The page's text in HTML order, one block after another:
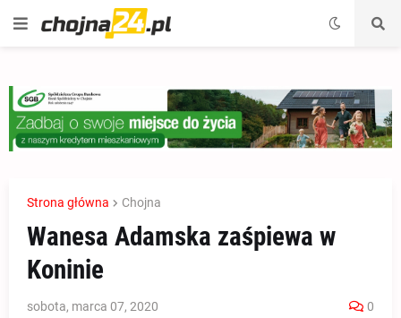
Strona główna Chojna
Wanesa Adamska zaśpiewa w
Koninie
sobota, marca 07, 2020 0